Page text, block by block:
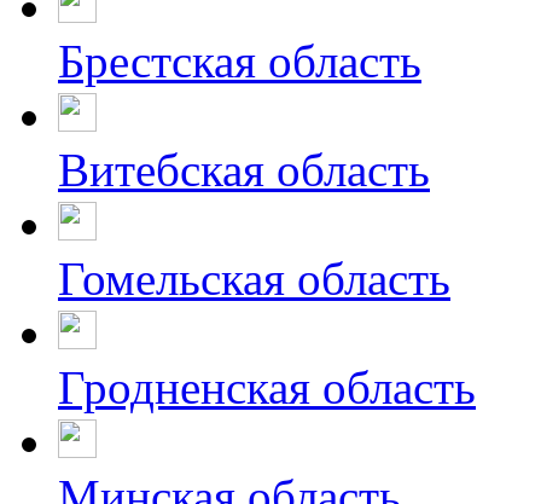
Брестская область
Витебская область
Гомельская область
Гродненская область